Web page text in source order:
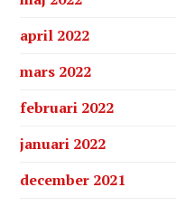
april 2022
mars 2022
februari 2022
januari 2022
december 2021